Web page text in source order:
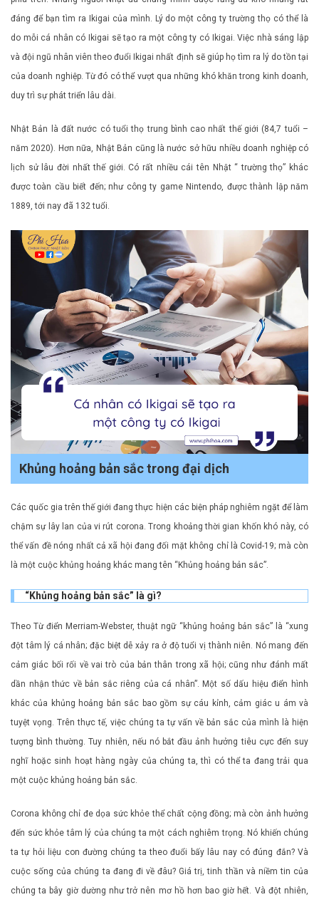
đáng để bạn tìm ra Ikigai của mình. Lý do một công ty trường thọ có thể là
do mỗi cá nhân có Ikigai sẽ tạo ra một công ty có Ikigai. Việc nhà sáng lập
và đội ngũ nhân viên theo đuổi Ikigai nhất định sẽ giúp họ tìm ra lý do tồn tại
của doanh nghiệp. Từ đó có thể vượt qua những khó khăn trong kinh doanh,
duy trì sự phát triển lâu dài.
Nhật Bản là đất nước có tuổi thọ trung bình cao nhất thế giới (84,7 tuổi –
năm 2020). Hơn nữa, Nhật Bản cũng là nước sở hữu nhiều doanh nghiệp có
lịch sử lâu đời nhất thế giới. Có rất nhiều cái tên Nhật “ trường thọ” khác
được toàn cầu biết đến; như công ty game Nintendo, được thành lập năm
1889, tới nay đã 132 tuổi.
Khủng hoảng bản sắc trong đại dịch
Các quốc gia trên thế giới đang thực hiện các biện pháp nghiêm ngặt để làm
chậm sự lây lan của vi rút corona. Trong khoảng thời gian khốn khó này, có
thể vấn đề nóng nhất cả xã hội đang đối mặt không chỉ là Covid-19; mà còn
là một cuộc khủng hoảng khác mang tên “Khủng hoảng bản sắc”.
“Khủng hoảng bản sắc” là gì?
Theo Từ điển Merriam-Webster, thuật ngữ “khủng hoảng bản sắc” là “xung
đột tâm lý cá nhân; đặc biệt dễ xảy ra ở độ tuổi vị thành niên. Nó mang đến
cảm giác bối rối về vai trò của bản thân trong xã hội; cũng như đánh mất
dần nhận thức về bản sắc riêng của cá nhân”. Một số dấu hiệu điển hình
khác của khủng hoảng bản sắc bao gồm sự cáu kỉnh, cảm giác u ám và
tuyệt vọng. Trên thực tế, việc chúng ta tự vấn về bản sắc của mình là hiện
tượng bình thường. Tuy nhiên, nếu nó bắt đầu ảnh hưởng tiêu cực đến suy
nghĩ hoặc sinh hoạt hàng ngày của chúng ta, thì có thể ta đang trải qua
một cuộc khủng hoảng bản sắc.
Corona không chỉ đe dọa sức khỏe thể chất cộng đồng; mà còn ảnh hưởng
đến sức khỏe tâm lý của chúng ta một cách nghiêm trọng. Nó khiến chúng
ta tự hỏi liệu con đường chúng ta theo đuổi bấy lâu nay có đúng đắn? Và
cuộc sống của chúng ta đang đi về đâu? Giá trị, tinh thần và niềm tin của
chúng ta bây giờ dường như trở nên mơ hồ hơn bao giờ hết. Và đột nhiên,